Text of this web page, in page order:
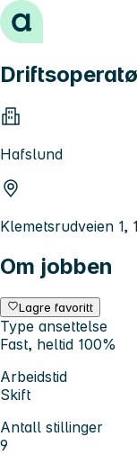
Hopp til innhold
Hafslund
Klemetsrudveien 1,
Om jobben
Lagre favoritt
Type ansettelse
Fast, heltid 100%
Arbeidstid
Skift
Antall stillinger
9